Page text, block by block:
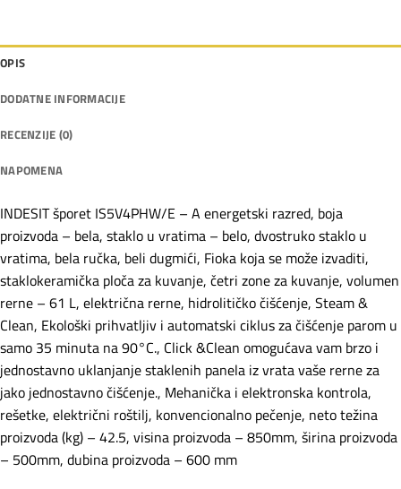
OPIS
DODATNE INFORMACIJE
RECENZIJE (0)
NAPOMENA
INDESIT šporet IS5V4PHW/E – A energetski razred, boja
proizvoda – bela, staklo u vratima – belo, dvostruko staklo u
vratima, bela ručka, beli dugmići, Fioka koja se može izvaditi,
staklokeramička ploča za kuvanje, četri zone za kuvanje, volumen
rerne – 61 L, električna rerne, hidrolitičko čišćenje, Steam &
Clean, Ekološki prihvatljiv i automatski ciklus za čišćenje parom u
samo 35 minuta na 90°C., Click &Clean omogućava vam brzo i
jednostavno uklanjanje staklenih panela iz vrata vaše rerne za
jako jednostavno čišćenje., Mehanička i elektronska kontrola,
rešetke, električni roštilj, konvencionalno pečenje, neto težina
proizvoda (kg) – 42.5, visina proizvoda – 850mm, širina proizvoda
– 500mm, dubina proizvoda – 600 mm